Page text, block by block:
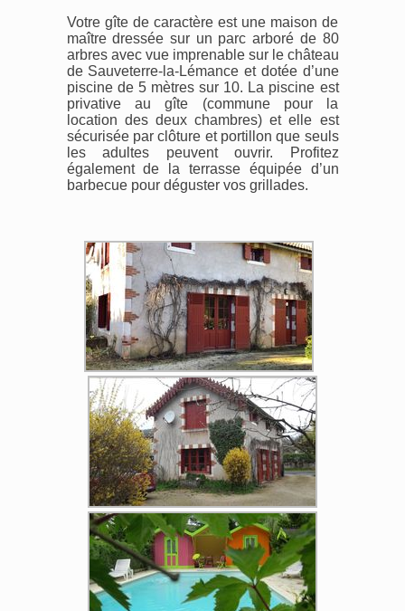
Votre gîte de caractère est une maison de
maître dressée sur un parc arboré de 80
arbres avec vue imprenable sur le château
de Sauveterre-la-Lémance et dotée d’une
piscine de 5 mètres sur 10. La piscine est
privative au gîte (commune pour la
location des deux chambres) et elle est
sécurisée par clôture et portillon que seuls
les adultes peuvent ouvrir. Profitez
également de la terrasse équipée d’un
barbecue pour déguster vos grillades.